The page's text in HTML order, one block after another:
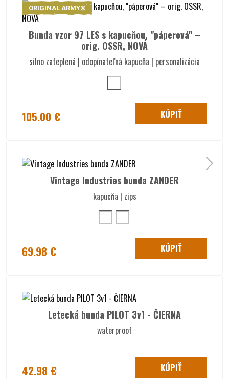
ORIGINAL ARMY®
Bunda vzor 97 LES s kapucňou, "páperová" –
orig. OSSR, NOVÁ
silno zateplená | odopínateľná kapucňa | personalizácia
105.00 € KÚPIŤ
Vintage Industries bunda ZANDER
kapucňa | zips
69.98 € KÚPIŤ
Letecká bunda PILOT 3v1 - ČIERNA
waterproof
42.98 € KÚPIŤ